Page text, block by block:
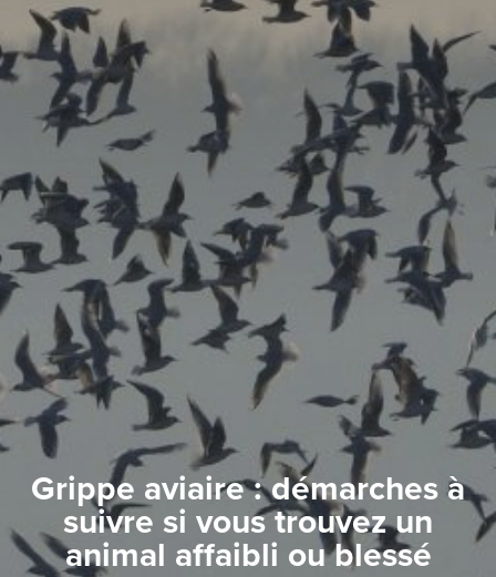
Grippe aviaire : démarches à
suivre si vous trouvez un
animal affaibli ou blessé